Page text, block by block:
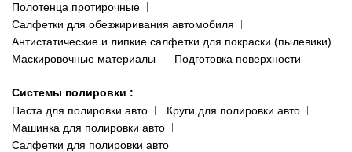
Полотенца протирочные
Салфетки для обезжиривания автомобиля
Антистатические и липкие салфетки для покраски (пылевики)
Маскировочные материалы
Подготовка поверхности
Системы полировки :
Паста для полировки авто
Круги для полировки авто
Машинка для полировки авто
Салфетки для полировки авто